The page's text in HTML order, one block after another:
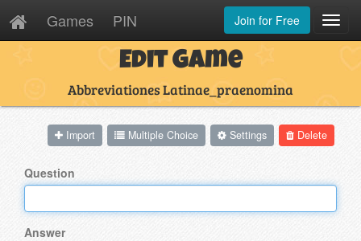
Games PIN Join for Free
Edit Game
Abbreviationes Latinae_praenomina
Delete
Settings
Multiple Choice
Import
Question
Answer